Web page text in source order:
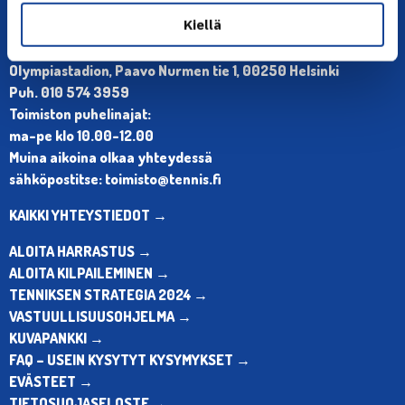
Kiellä
Olympiastadion, Paavo Nurmen tie 1, 00250 Helsinki
Puh. 010 574 3959
Toimiston puhelinajat:
ma-pe klo 10.00-12.00
Muina aikoina olkaa yhteydessä
sähköpostitse: toimisto@tennis.fi
KAIKKI YHTEYSTIEDOT →
ALOITA HARRASTUS →
ALOITA KILPAILEMINEN →
TENNIKSEN STRATEGIA 2024 →
VASTUULLISUUSOHJELMA →
KUVAPANKKI →
FAQ – USEIN KYSYTYT KYSYMYKSET →
EVÄSTEET →